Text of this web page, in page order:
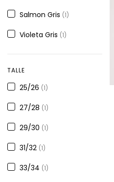
Salmon Gris (1)
Violeta Gris (1)
TALLE
25/26 (1)
27/28 (1)
29/30 (1)
31/32 (1)
33/34 (1)